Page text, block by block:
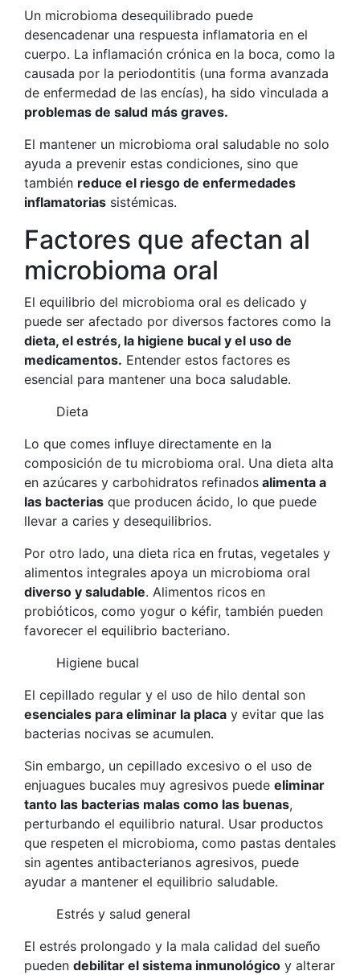
Un microbioma desequilibrado puede
desencadenar una respuesta inflamatoria en el
cuerpo. La inflamación crónica en la boca, como la
causada por la periodontitis (una forma avanzada
de enfermedad de las encías), ha sido vinculada a
problemas de salud más graves.
El mantener un microbioma oral saludable no solo
ayuda a prevenir estas condiciones, sino que
también reduce el riesgo de enfermedades
inflamatorias sistémicas.
Factores que afectan al
microbioma oral
El equilibrio del microbioma oral es delicado y
puede ser afectado por diversos factores como la
dieta, el estrés, la higiene bucal y el uso de
medicamentos. Entender estos factores es
esencial para mantener una boca saludable.
Dieta
Lo que comes influye directamente en la
composición de tu microbioma oral. Una dieta alta
en azúcares y carbohidratos refinados alimenta a
las bacterias que producen ácido, lo que puede
llevar a caries y desequilibrios.
Por otro lado, una dieta rica en frutas, vegetales y
alimentos integrales apoya un microbioma oral
diverso y saludable. Alimentos ricos en
probióticos, como yogur o kéfir, también pueden
favorecer el equilibrio bacteriano.
Higiene bucal
El cepillado regular y el uso de hilo dental son
esenciales para eliminar la placa y evitar que las
bacterias nocivas se acumulen.
Sin embargo, un cepillado excesivo o el uso de
enjuagues bucales muy agresivos puede eliminar
tanto las bacterias malas como las buenas,
perturbando el equilibrio natural. Usar productos
que respeten el microbioma, como pastas dentales
sin agentes antibacterianos agresivos, puede
ayudar a mantener el equilibrio saludable.
Estrés y salud general
El estrés prolongado y la mala calidad del sueño
pueden debilitar el sistema inmunológico y alterar